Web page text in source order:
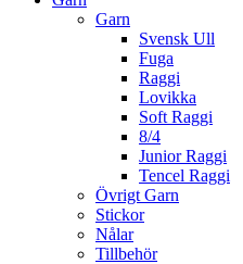
Garn
Svensk Ull
Fuga
Raggi
Lovikka
Soft Raggi
8/4
Junior Raggi
Tencel Raggi
Övrigt Garn
Stickor
Nålar
Tillbehör